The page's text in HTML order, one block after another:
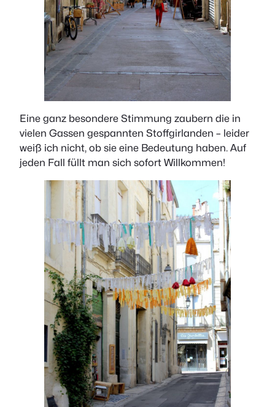
Eine ganz besondere Stimmung zaubern die in
vielen Gassen gespannten Stoffgirlanden – leider
weiß ich nicht, ob sie eine Bedeutung haben. Auf
jeden Fall füllt man sich sofort Willkommen!